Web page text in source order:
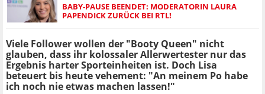
BABY-PAUSE BEENDET: MODERATORIN LAURA
PAPENDICK ZURÜCK BEI RTL!
Viele Follower wollen der "Booty Queen" nicht
glauben, dass ihr kolossaler Allerwertester nur das
Ergebnis harter Sporteinheiten ist. Doch Lisa
beteuert bis heute vehement: "An meinem Po habe
ich noch nie etwas machen lassen!"